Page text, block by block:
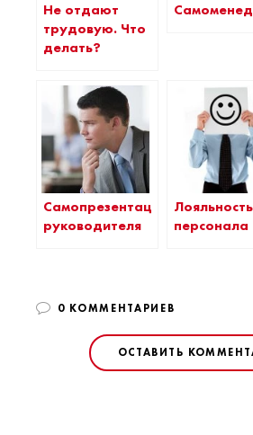
Не отдают
трудовую. Что
делать?
Самопрезентация
руководителя
Лояльность
персонала
0 КОММЕНТАРИЕВ
ОСТАВИТЬ